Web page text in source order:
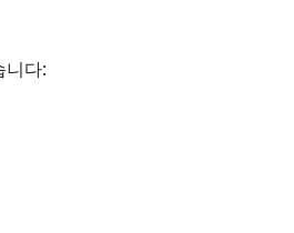
니다: